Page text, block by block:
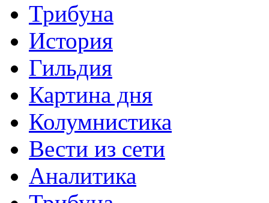
Трибуна
История
Гильдия
Картина дня
Колумнистика
Вести из сети
Аналитика